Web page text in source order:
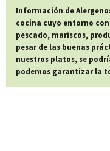
Información de
cocina cuyo entorno
pescado, mariscos,
pesar de las buenas
nuestros platos, se
podemos garantizar la